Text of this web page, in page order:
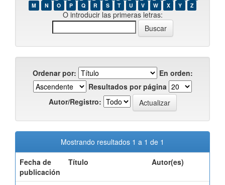
M
N O P Q R S T U V W X Y Z
O introducir las primeras letras:
Ordenar por:
En orden:
Resultados por página
Autor/Registro:
Mostrando resultados 1 a 1 de 1
Fecha de
publicación
Título Autor(es)